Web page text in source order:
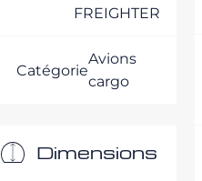
FREIGHTER
Catégorie
Avions
cargo
Dimensions